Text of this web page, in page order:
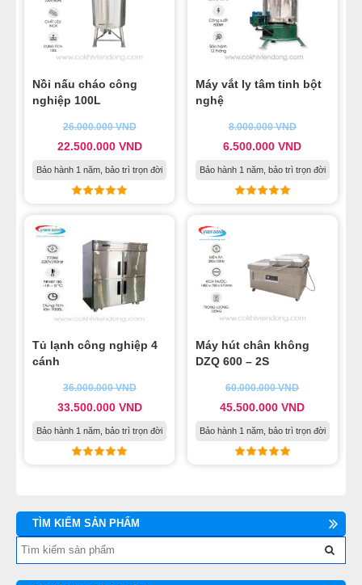
Nồi nấu cháo công
nghiệp 100L
26.000.000VND
22.500.000 VND
Bảo hành 1 năm, bảo trì trọn đời
Máy vắt ly tâm tinh bột
nghệ
8.000.000VND
6.500.000VND
Bảo hành 1 năm, bảo trì trọn đời
Tủ lạnh công nghiệp 4
cánh
36.000.000VND
33.500.000 VND
Bảo hành 1 năm, bảo trì trọn đời
Máy hút chân không
DZQ 600 – 2S
60.000.000VND
45.500.000VND
Bảo hành 1 năm, bảo trì trọn đời
TÌM KIẾM SẢN PHẨM